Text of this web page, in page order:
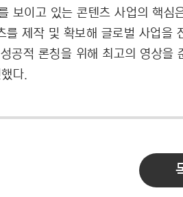
보이고 있는 콘텐츠 사업의 핵
를 제작 및 확보해 글로벌 사업
공적 론칭을 위해 최고의 영상
다.